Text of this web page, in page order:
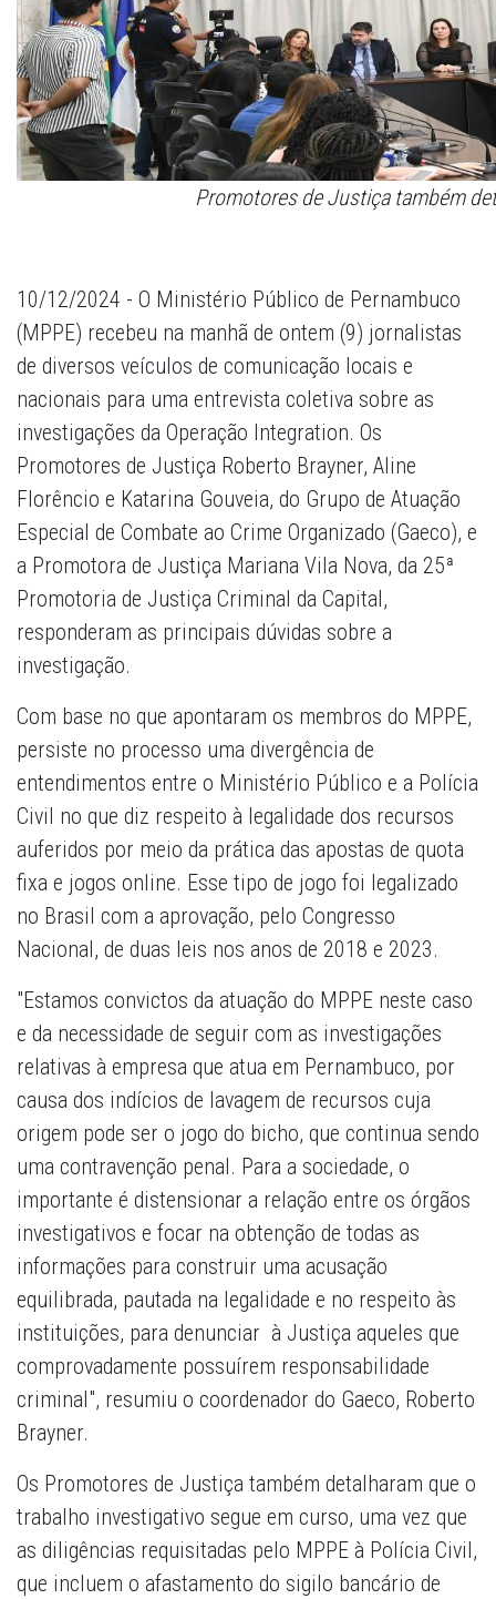
Promotores de Justiça também
10/12/2024 - O Ministério Público de Pernambuco
(MPPE) recebeu na manhã de ontem (9) jornalistas
de diversos veículos de comunicação locais e
nacionais para uma entrevista coletiva sobre as
investigações da Operação Integration. Os
Promotores de Justiça Roberto Brayner, Aline
Florêncio e Katarina Gouveia, do Grupo de Atuação
Especial de Combate ao Crime Organizado (Gaeco), e
a Promotora de Justiça Mariana Vila Nova, da 25ª
Promotoria de Justiça Criminal da Capital,
responderam as principais dúvidas sobre a
investigação.
Com base no que apontaram os membros do MPPE,
persiste no processo uma divergência de
entendimentos entre o Ministério Público e a Polícia
Civil no que diz respeito à legalidade dos recursos
auferidos por meio da prática das apostas de quota
fixa e jogos online. Esse tipo de jogo foi legalizado
no Brasil com a aprovação, pelo Congresso
Nacional, de duas leis nos anos de 2018 e 2023.
"Estamos convictos da atuação do MPPE neste caso
e da necessidade de seguir com as investigações
relativas à empresa que atua em Pernambuco, por
causa dos indícios de lavagem de recursos cuja
origem pode ser o jogo do bicho, que continua sendo
uma contravenção penal. Para a sociedade, o
importante é distensionar a relação entre os órgãos
investigativos e focar na obtenção de todas as
informações para construir uma acusação
equilibrada, pautada na legalidade e no respeito às
instituições, para denunciar à Justiça aqueles que
comprovadamente possuírem responsabilidade
criminal", resumiu o coordenador do Gaeco, Roberto
Brayner.
Os Promotores de Justiça também detalharam que o
trabalho investigativo segue em curso, uma vez que
as diligências requisitadas pelo MPPE à Polícia Civil,
que incluem o afastamento do sigilo bancário de